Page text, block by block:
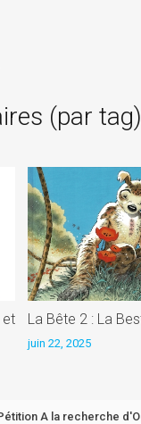
(par tag)
et
La Bête 2 : La
juin 22, 2025
A la recherche